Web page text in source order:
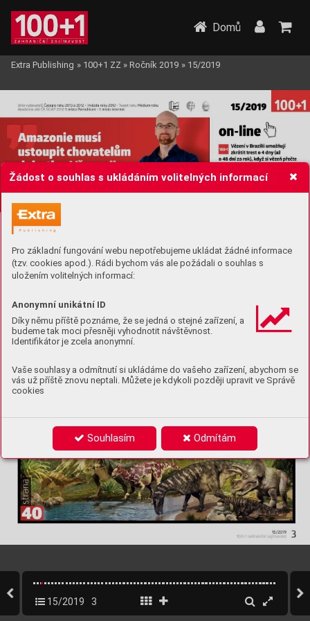
Žádost o souhlas s ukládáním volitelných informací
Pro základní fungování webu nepotřebujeme ukládat žádné informace
(tzv. cookies apod.). Rádi bychom vás ale požádali o souhlas s
uložením volitelných informací:
Anonymní unikátní ID
Díky němu příště poznáme, že se jedná o stejné zařízení, a
budeme tak moci přesněji vyhodnotit návštěvnost.
Identifikátor je zcela anonymní.
Vaše souhlasy a odmítnutí si ukládáme do vašeho zařízení, abychom se
vás už příště znovu neptali. Můžete je kdykoli později upravit ve Správě
cookies
Souhlasím Odmítám
Domů
Extra Publishing » 100+1 ZZ » Ročník 2019 » 15/2019
15/2019 3